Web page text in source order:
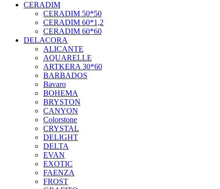
CERADIM
CERADIM 50*50
CERADIM 60*1,2
CERADIM 60*60
DELACORA
ALICANTE
AQUARELLE
ARTKERA 30*60
BARBADOS
Bavaro
BOHEMA
BRYSTON
CANYON
Colorstone
CRYSTAL
DELIGHT
DELTA
EVAN
EXOTIC
FAENZA
FROST